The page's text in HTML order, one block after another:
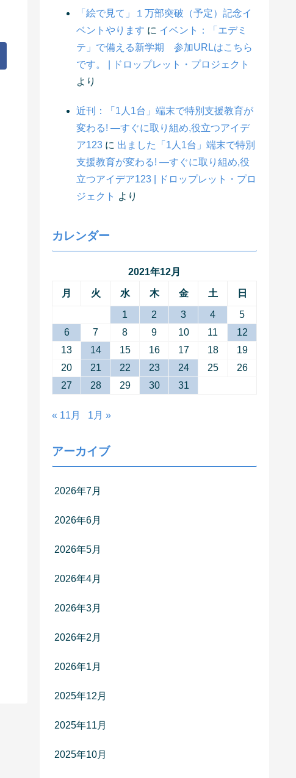
「絵で見て」１万部突破（予定）記念イ
ベントやります に イベント：「エデミ
テ」で備える新学期 参加URLはこちら
です。 | ドロップレット・プロジェクト
より
近刊：「1人1台」端末で特別支援教育が
変わる! ―すぐに取り組め,役立つアイデ
ア123 に 出ました「1人1台」端末で特別
支援教育が変わる! ―すぐに取り組め,役
立つアイデア123 | ドロップレット・プロ
ジェクト より
カレンダー
2021年12月
月 火 水 木 金 土 日
1 2 3 4
5
6
7 8 9 10 11
12
13
14 15 16 17 18
19
20
21 22 23 24 25
26
27
28 29 30 31
« 11月 1月 »
アーカイブ
2026年7月
2026年6月
2026年5月
2026年4月
2026年3月
2026年2月
2026年1月
2025年12月
2025年11月
2025年10月